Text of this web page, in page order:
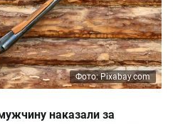
Фото: Pixabay.com
наказали за